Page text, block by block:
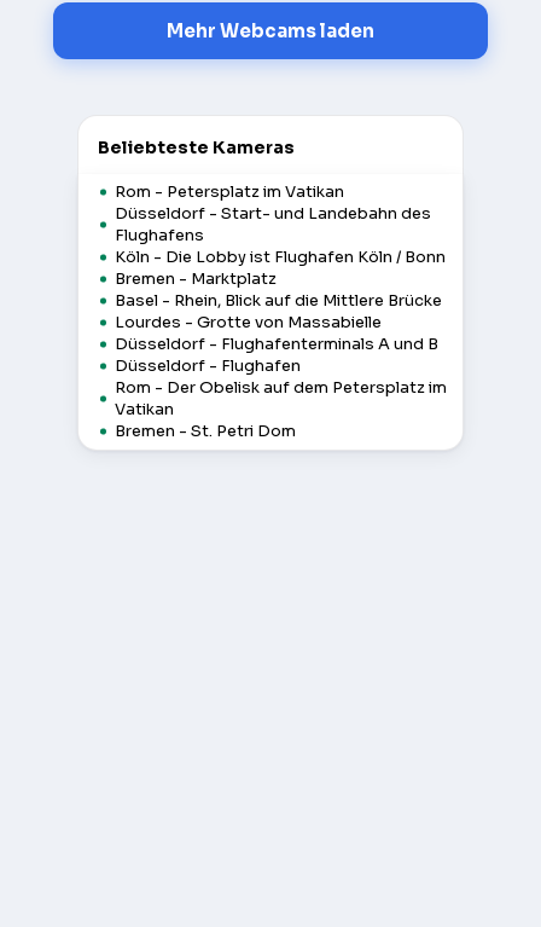
Mehr Webcams laden
Beliebteste Kameras
Rom - Petersplatz im Vatikan
Düsseldorf - Start- und Landebahn des
Flughafens
Köln - Die Lobby ist Flughafen Köln / Bonn
Bremen - Marktplatz
Basel - Rhein, Blick auf die Mittlere Brücke
Lourdes - Grotte von Massabielle
Düsseldorf - Flughafenterminals A und B
Düsseldorf - Flughafen
Rom - Der Obelisk auf dem Petersplatz im
Vatikan
Bremen - St. Petri Dom